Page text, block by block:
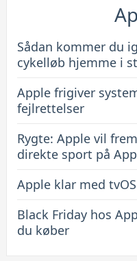
Sådan kommer du
cykelløb hjemme i
Apple frigiver
fejlrettelser
Rygte: Apple vil
direkte sport på
Apple klar med
Black Friday hos
du køber